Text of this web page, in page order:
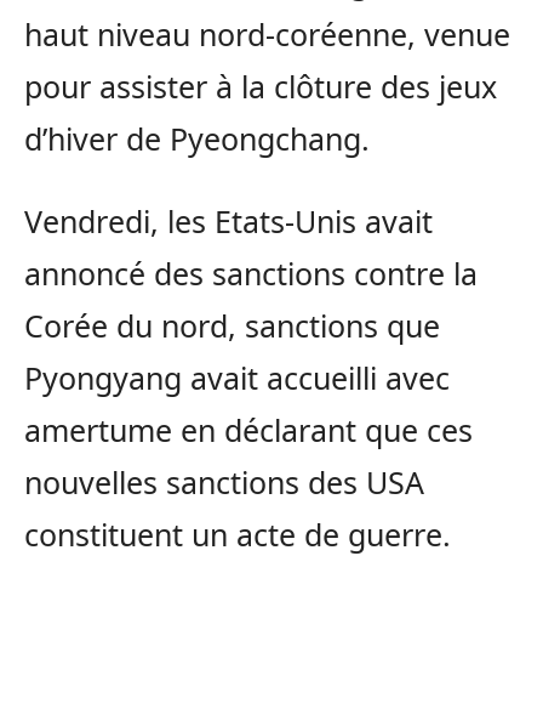
haut niveau nord-coréenne, venue
pour assister à la clôture des jeux
d’hiver de Pyeongchang.
Vendredi, les Etats-Unis avait
annoncé des sanctions contre la
Corée du nord, sanctions que
Pyongyang avait accueilli avec
amertume en déclarant que ces
nouvelles sanctions des USA
constituent un acte de guerre.